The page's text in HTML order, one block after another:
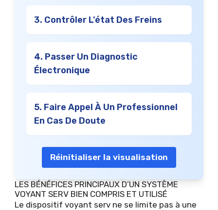
3. Contrôler L’état Des Freins
4. Passer Un Diagnostic
Électronique
5. Faire Appel À Un Professionnel
En Cas De Doute
Réinitialiser la visualisation
LES BÉNÉFICES PRINCIPAUX D’UN SYSTÈME
VOYANT SERV BIEN COMPRIS ET UTILISÉ
Le dispositif voyant serv ne se limite pas à une